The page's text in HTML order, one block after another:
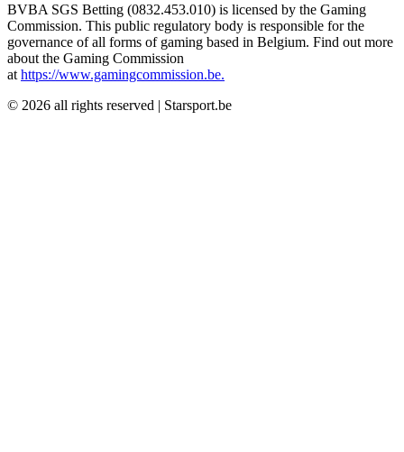
BVBA SGS Betting (0832.453.010) is licensed by the Gaming
Commission. This public regulatory body is responsible for the
governance of all forms of gaming based in Belgium. Find out more
about the Gaming Commission
at https://www.gamingcommission.be.
© 2026 all rights reserved | Starsport.be